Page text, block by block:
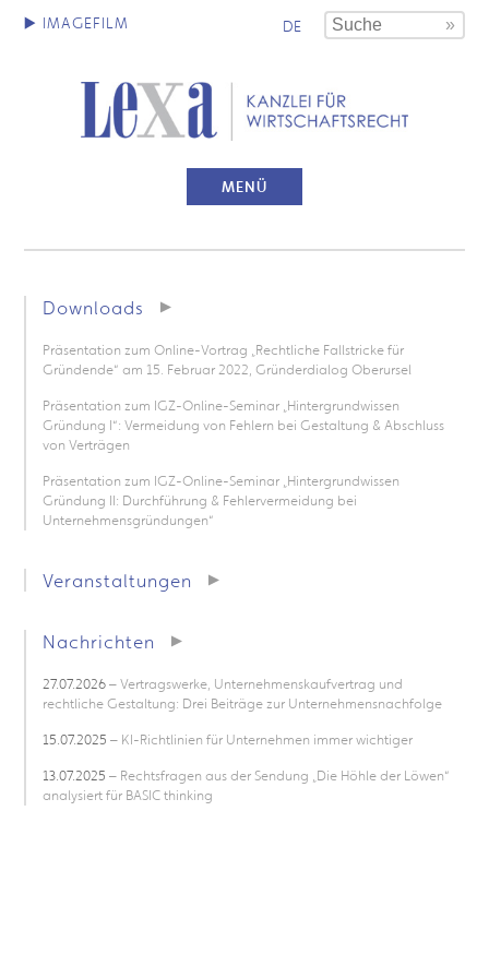
DE
MENÜ
Downloads
Präsentation zum Online-Vortrag „Rechtliche Fallstricke für
Gründende“ am 15. Februar 2022, Gründerdialog Oberursel
Präsentation zum IGZ-Online-Seminar „Hintergrundwissen
Gründung I“: Vermeidung von Fehlern bei Gestaltung & Abschluss
von Verträgen
Präsentation zum IGZ-Online-Seminar „Hintergrundwissen
Gründung II: Durchführung & Fehlervermeidung bei
Unternehmensgründungen“
Veranstaltungen
Nachrichten
27.07.2026– Vertragswerke, Unternehmenskaufvertrag und
rechtliche Gestaltung: Drei Beiträge zur Unternehmensnachfolge
15.07.2025 – KI-Richtlinien für Unternehmen immer wichtiger
13.07.2025 – Rechtsfragen aus der Sendung „Die Höhle der Löwen“
analysiert für BASIC thinking